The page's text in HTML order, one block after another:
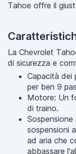
Tahoe offre il
La Chevrolet
di sicurezza e
Capacità dei
per ben 9
Motore: Un
di traino.
sospensioni
ad aria che
abbassare